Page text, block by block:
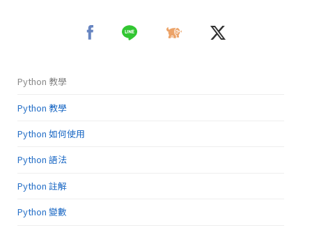
Python 教學
Python 教學
Python 如何使用
Python 語法
Python 註解
Python 變數